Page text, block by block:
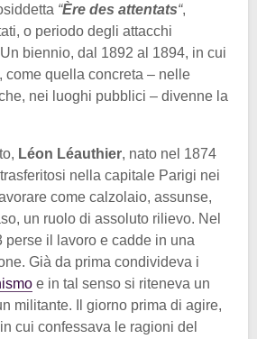
“Ère des attentats“,
o periodo degli attacchi
biennio, dal 1892 al 1894, in cui
come quella concreta – nelle
nei luoghi pubblici – divenne la
Léon Léauthier, nato nel 1874
nella capitale Parigi nei
come calzolaio, assunse,
un ruolo di assoluto rilievo. Nel
perse il lavoro e cadde in una
Già da prima condivideva i
e in tal senso si riteneva un
militante. Il giorno prima di agire,
cui confessava le ragioni del